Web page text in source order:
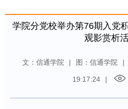
学院分党校举办第76期入党
观影赏析
文：信通学院 | 图：信通学院 |
19:17:24 |